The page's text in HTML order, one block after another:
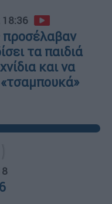
18:36
προσέλαβαν
τα παιδιά
και να